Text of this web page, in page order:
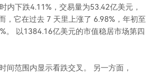
内下跌4.11%，交易量为53.42亿美元，
，它在过去 7 天里上涨了 6.98%，年初至
。 以1384.16亿美元的市值稳居市场第四
间范围内显示看跌交叉。 另一方面，